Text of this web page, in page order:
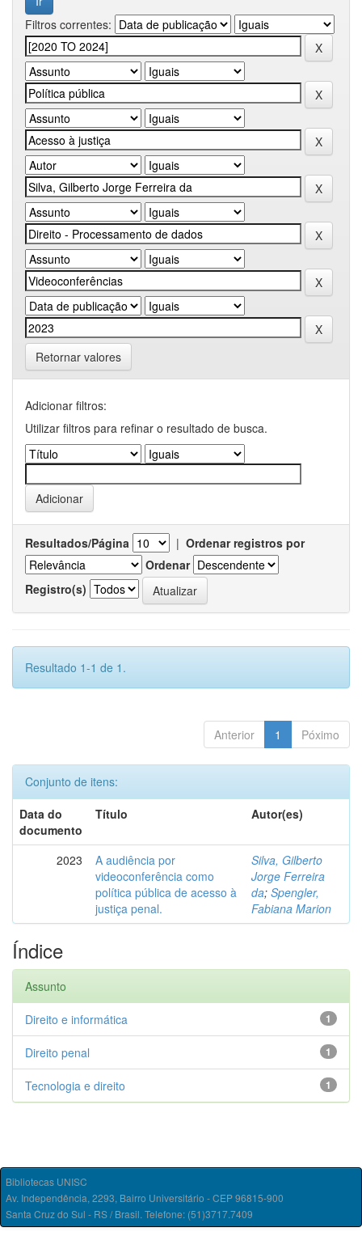
Filtros correntes:
Retornar valores
Adicionar filtros:
Utilizar filtros para refinar o resultado de busca.
Resultados/Página | Ordenar registros por
Ordenar
Registro(s)
Resultado 1-1 de 1.
Anterior 1 Póximo
Conjunto de itens:
Data do
documento
Título Autor(es)
2023
A audiência por
videoconferência como
política pública de acesso à
justiça penal.
Silva, Gilberto
Jorge Ferreira
da; Spengler,
Fabiana Marion
Índice
Assunto
1
Direito e informática
1
Direito penal
1
Tecnologia e direito
Bibliotecas UNISC
Av. Independência, 2293, Bairro Universitário - CEP 96815-900
Santa Cruz do Sul - RS / Brasil. Telefone: (51)3717.7409